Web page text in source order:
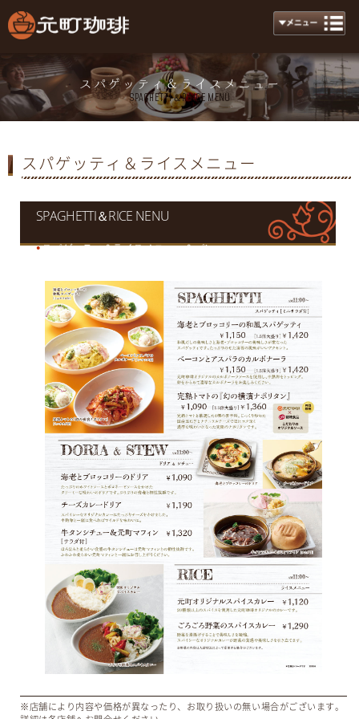
スパゲッティ＆ライスメニュー
Spaghetti＆raice menu
スパゲッティ＆ライスメニュー
SPAGHETTI＆RICE NENU
● スパゲッティ＆ライスメニュー＆パン
※店舗により内容や価格が異なったり、お取り扱いの無い場合がございます。